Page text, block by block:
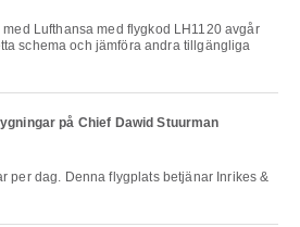
schema och jämföra andra tillgängliga
på Chief Dawid Stuurman